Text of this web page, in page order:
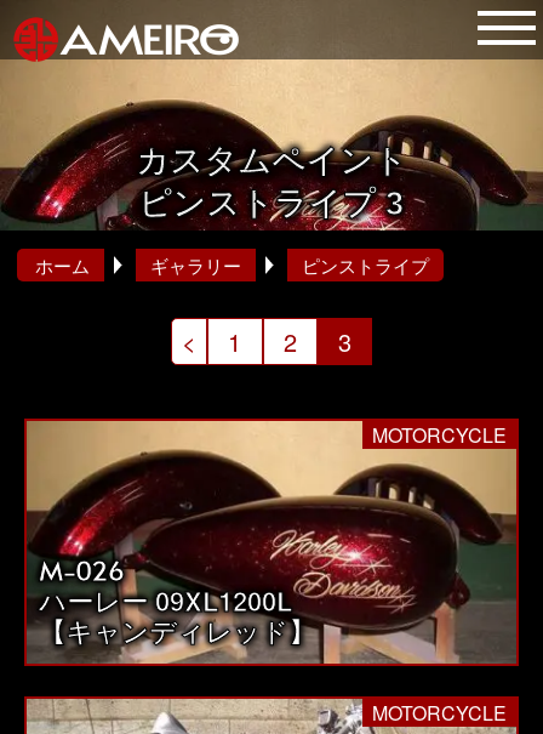
カスタムペイント
ピンストライプ 3
ホーム ギャラリー ピンストライプ
の
ー
ジ
送
り
< 1 2 3
MOTORCYCLE
M-026
ハーレー 09XL1200L
【キャンディレッド】
MOTORCYCLE